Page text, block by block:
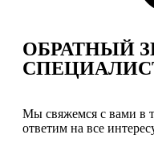
ОБРАТНЫЙ
Мы свяжемся с вами в
ответим на все